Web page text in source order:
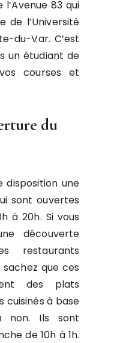
83 qui
de l’Université
du-Var. C’est
un étudiant de
courses et
du
disposition une
sont ouvertes
à 20h. Si vous
découverte
restaurants
que ces
des plats
cuisinés à base
non. Ils sont
de 10h à 1h.